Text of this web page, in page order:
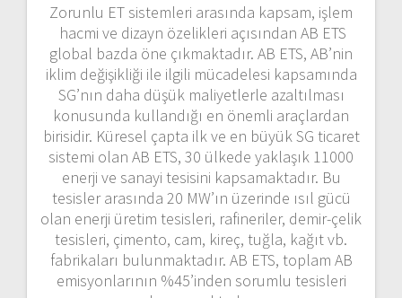
Zorunlu ET sistemleri arasında kapsam, işlem
hacmi ve dizayn özelikleri açısından AB ETS
global bazda öne çıkmaktadır. AB ETS, AB’nin
iklim değişikliği ile ilgili mücadelesi kapsamında
SG’nın daha düşük maliyetlerle azaltılması
konusunda kullandığı en önemli araçlardan
birisidir. Küresel çapta ilk ve en büyük SG ticaret
sistemi olan AB ETS, 30 ülkede yaklaşık 11000
enerji ve sanayi tesisini kapsamaktadır. Bu
tesisler arasında 20 MW’ın üzerinde ısıl gücü
olan enerji üretim tesisleri, rafineriler, demir-çelik
tesisleri, çimento, cam, kireç, tuğla, kağıt vb.
fabrikaları bulunmaktadır. AB ETS, toplam AB
emisyonlarının %45’inden sorumlu tesisleri